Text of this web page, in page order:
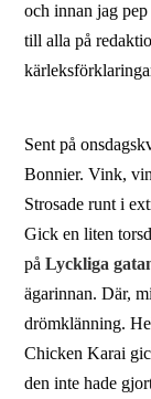
och innan jag
till alla på
Sent på
Bonnier. Vink,
Strosade runt i
Gick en liten
på Lyckliga
ägarinnan. Där,
drömklänning.
Chicken Karai
den inte hade